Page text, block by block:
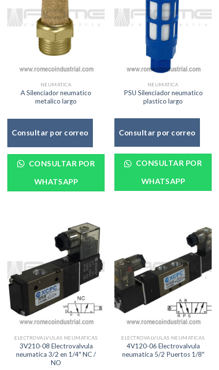
NEUMATICA
A Silenciador neumatico
metalico largo
Consultar por correo
CONSULTAR POR
WHATSAPP
NEUMATICA
PSU Silenciador neumatico
plastico largo
Consultar por correo
CONSULTAR POR
WHATSAPP
ELECTROVALVULAS NEUMATICAS
3V210-08 Electrovalvula
neumatica 3/2 en 1/4″ NC /
NO
ELECTROVALVULAS NEUMATICAS
4V120-06 Electrovalvula
neumatica 5/2 Puertos 1/8″